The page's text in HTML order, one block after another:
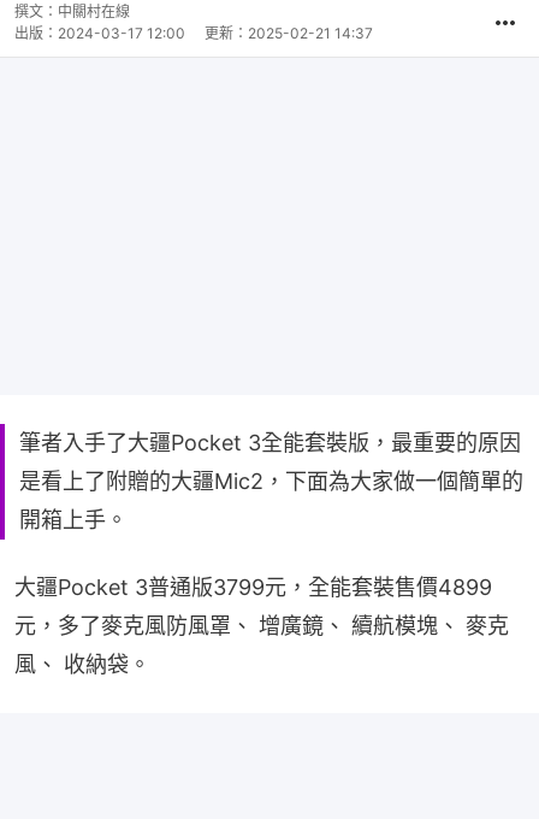
撰文： 中關村在線
出版： 2024-03-17 12:00 更新： 2025-02-21 14:37
筆者入手了大疆Pocket 3全能套裝版，最重要的原因
是看上了附贈的大疆Mic2，下面為大家做一個簡單的
開箱上手。
大疆Pocket 3普通版3799元，全能套裝售價4899
元，多了麥克風防風罩、 增廣鏡、 續航模塊、 麥克
風、 收納袋。